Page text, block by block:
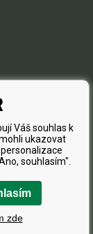
Váš souhlas k
ukazovat
souhlasím".
zde